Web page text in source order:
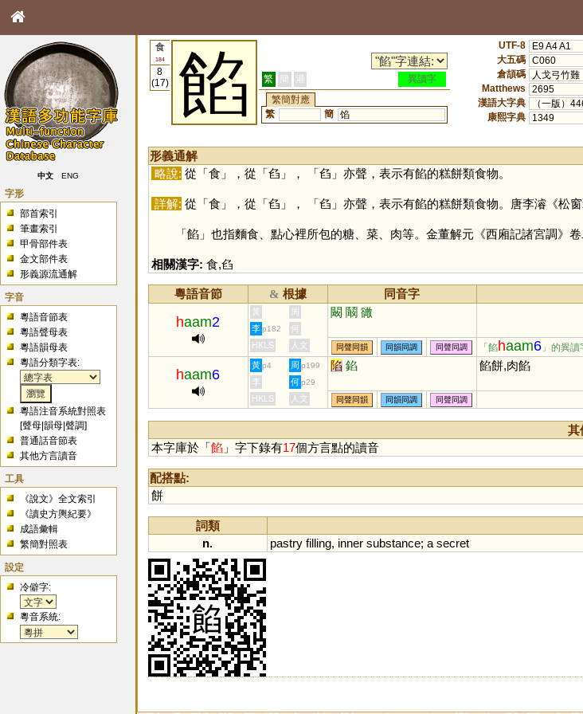
中文 ENG
字形
部首索引
筆畫索引
甲骨部件表
金文部件表
形義源流通解
字音
粵語音節表
粵語聲母表
粵語韻母表
粵語分類字表:
粵語注音系統對照表
[聲母 |韻母 |聲調]
普通話音節表
其他方言讀音
工具
《說文》全文索引
《讀史方輿紀要》
成語彙輯
繁簡對照表
設定
冷僻字:
粵音系統:
食
184
8
(17)
餡 繁 簡 港
異讀字
繁簡對應
繁
簡 馅
UTF-8
E9 A4 A1
大五碼 C060
倉頡碼
人戈弓竹難
Matthews
2695
漢語大字典
（一版）
康熙字典
1349
形義通解
略說: 從「食 」，從「臽 」， 「臽 」亦聲，表示有餡的糕餅類食物。
詳解: 從「食 」，從「臽 」， 「臽 」亦聲，表示有餡的糕餅類食物。唐李濬《松
「餡」也指麵食、點心裡所包的糖、菜、肉等。金董解元《西廂記諸宮調》
相關漢字: 食,臽
粵語音節 & 根據 同音字
haam2
黃 周 闞 鬫 豃
李 p182
何
HKLS
人文 同聲同韻 同韻同調 同聲同調 「餡haam6 」的異讀
haam6
黃 p4 周 p199 陷 錎 餡餅,肉餡
李 何 p29
HKLS 人文 同聲同韻 同韻同調 同聲同調
其
本字庫於「餡」字下錄有17個方言點的讀音
配搭點:
餅
詞類
n.
pastry filling, inner substance; a secret